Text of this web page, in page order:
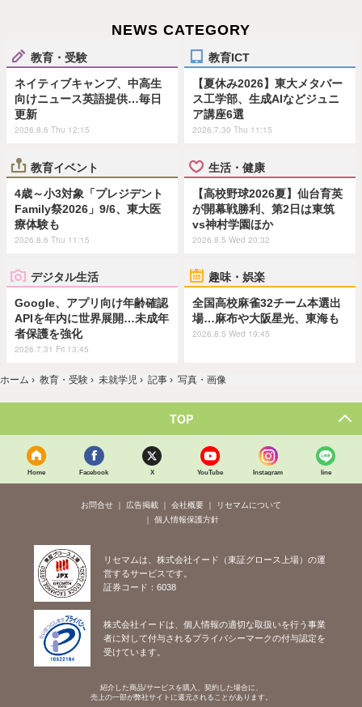
NEWS CATEGORY
教育・受験
ネイティブキャンプ、中高生
向けニュース英語提供…毎日
更新
2026.8.6 Thu 12:15
教育ICT
【夏休み2026】東大メタバー
ス工学部、生成AIなどジュニ
ア講座6選
2026.7.30 Thu 11:15
教育イベント
4歳～小3対象「プレジデント
Family祭2026」9/6、東大医
療体験も
2026.8.6 Thu 11:15
生活・健康
【高校野球2026夏】仙台育英
が開幕戦勝利、第2日は東筑
vs神村学園ほか
2026.8.5 Wed 20:32
デジタル生活
Google、アプリ向け年齢確認
APIを年内に世界展開…未成年
者保護を強化
2026.7.31 Fri 13:45
趣味・娯楽
全国高校麻雀32チーム本選出
場…麻布や大阪星光、東海も
2026.8.5 Wed 19:45
ホーム › 教育・受験 › 未就学児 › 記事 › 写真・画像
TOP
Home Facebook X YouTube Instagram line
お問合せ 広告掲載 会社概要
リセマムについて
個人情報保護方針
リセマムは、株式会社イード（東証グロース上場）の運
営するサービスです。
証券コード：6038
株式会社イードは、個人情報の適切な取扱いを行う事業
者に対して付与されるプライバシーマークの付与認定を
受けています。
紹介した商品/サービスを購入、契約した場合に、
売上の一部が弊社サイトに還元されることがあります。